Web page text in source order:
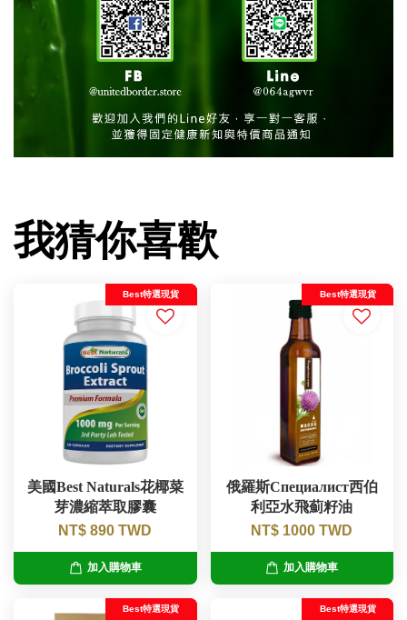
我猜你喜歡
Best特選現貨
美國Best Naturals花椰菜
芽濃縮萃取膠囊
NT$ 890 TWD
加入購物車
Best特選現貨
俄羅斯Специалист西伯
利亞水飛薊籽油
NT$ 1000 TWD
加入購物車
Best特選現貨 Best特選現貨